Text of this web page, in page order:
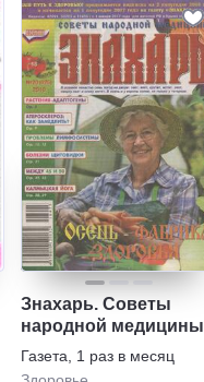
Знахарь. Советы
народной медицины
Газета
1 раз в месяц